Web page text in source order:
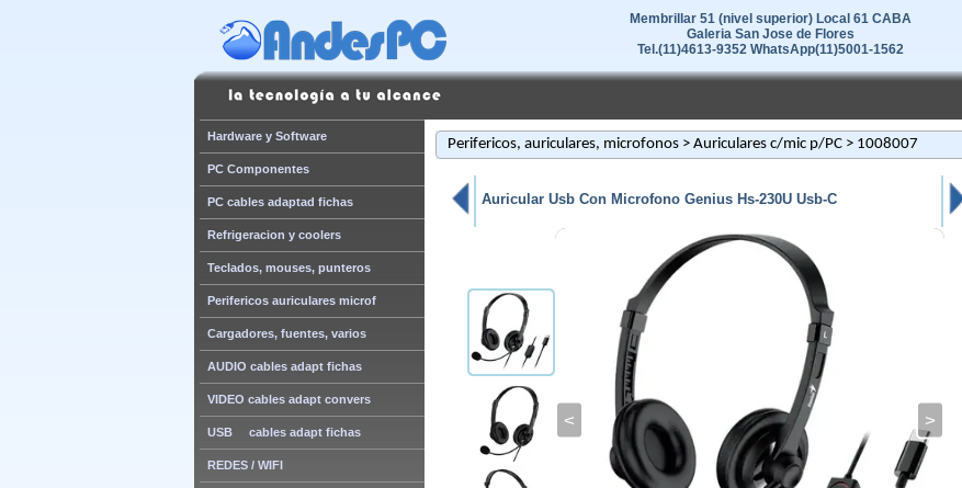
Membrillar 51 (nivel superior) Local 61 CABA
Galeria San Jose de Flores
Tel.(11)4613-9352 WhatsApp(11)5001-1562
Hardware y Software
PC Componentes
PC cables adaptad fichas
Refrigeracion y coolers
Teclados, mouses, punteros
Perifericos auriculares microf
Cargadores, fuentes, varios
AUDIO cables adapt fichas
VIDEO cables adapt convers
USB cables adapt fichas
REDES / WIFI
Perifericos, auriculares, microfonos > Auriculares c/mic p/PC > 1008007
Auricular Usb Con Microfono Genius Hs-230U Usb-C
< >